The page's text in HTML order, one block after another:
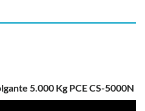
5.000 Kg PCE CS-5000N